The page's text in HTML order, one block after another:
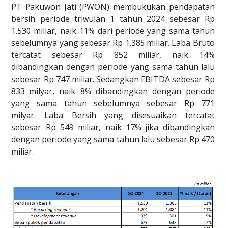
PT Pakuwon Jati (PWON) membukukan pendapatan
bersih periode triwulan 1 tahun 2024 sebesar Rp
1.530 miliar, naik 11% dari periode yang sama tahun
sebelumnya yang sebesar Rp 1.385 miliar. Laba Bruto
tercatat sebesar Rp 852 miliar, naik 14%
dibandingkan dengan periode yang sama tahun lalu
sebesar Rp 747 miliar. Sedangkan EBITDA sebesar Rp
833 milyar, naik 8% dibandingkan dengan periode
yang sama tahun sebelumnya sebesar Rp 771
milyar. Laba Bersih yang disesuaikan tercatat
sebesar Rp 549 miliar, naik 17% jika dibandingkan
dengan periode yang sama tahun lalu sebesar Rp 470
miliar.